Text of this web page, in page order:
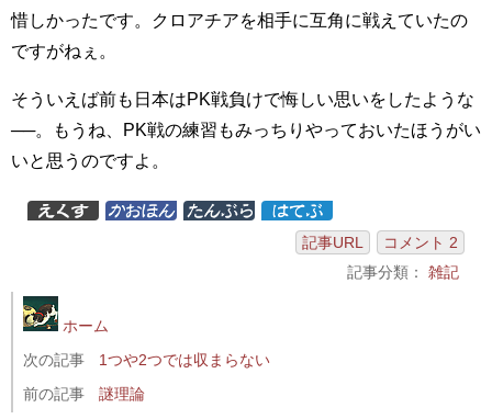
惜しかったです。クロアチアを相手に互角に戦えていたの
ですがねぇ。
そういえば前も日本はPK戦負けで悔しい思いをしたような
──。もうね、PK戦の練習もみっちりやっておいたほうがい
いと思うのですよ。
記事URL
コメント 2
記事分類： 雑記
ホーム
次の記事
1つや2つでは収まらない
前の記事
謎理論